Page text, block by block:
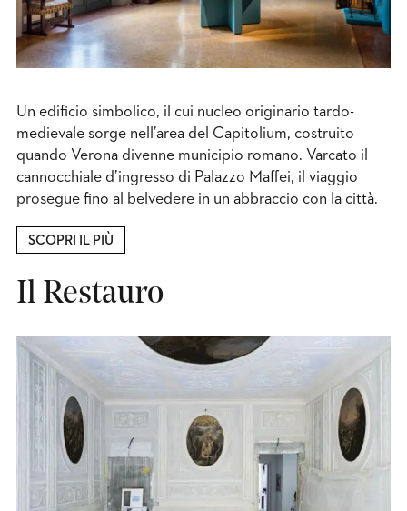
Un edificio simbolico, il cui nucleo originario tardo-
medievale sorge nell’area del Capitolium, costruito
quando Verona divenne municipio romano. Varcato il
cannocchiale d’ingresso di Palazzo Maffei, il viaggio
prosegue fino al belvedere in un abbraccio con la città.
SCOPRI IL PIÙ
Il Restauro